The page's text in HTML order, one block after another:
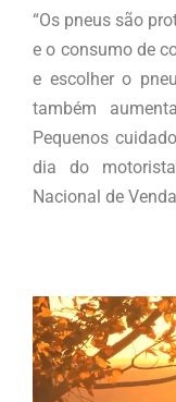
“Os pneus são
e o consumo de
e escolher o
também
Pequenos
dia do
Nacional de